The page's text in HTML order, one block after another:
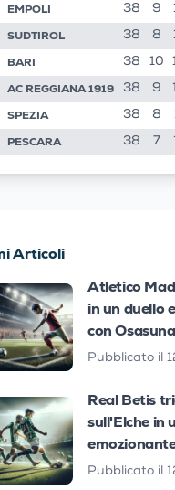
EMPOLI 38 9
SUDTIROL 38 8
BARI 38 10
AC REGGIANA 1919 38 9
SPEZIA 38 8
PESCARA 38 7
Articoli
Atletico
in un duello
con Osasuna
Pubblicato il
Real Betis
sull'Elche in
Pubblicato il